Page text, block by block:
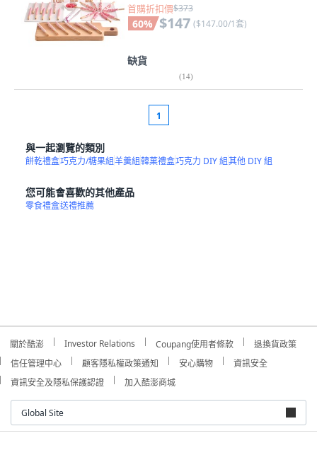
首購折扣價$373
60% $147 ($147.00/1套)
缺貨
(14)
1
與一起瀏覽的類別
餅乾禮盒巧克力/糖果組羊羹組韓菓禮盒巧克力 DIY 組其他 DIY 組
您可能會喜歡的其他產品
零食禮盒送禮推薦
關於酷澎 Investor Relations Coupang使用者條款
退換貨政策
信任管理中心
顧客隱私權政策通知 安心購物
資訊安全
資訊安全及隱私保護認證
加入酷澎商城
Global Site